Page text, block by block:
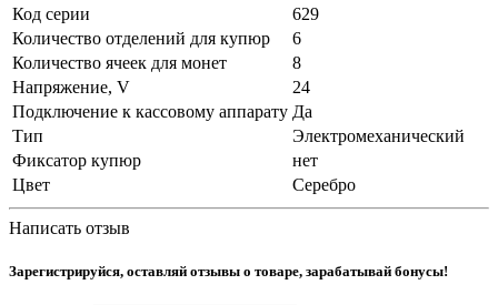
Код серии
629
Количество отделений для купюр
6
Количество ячеек для монет
8
Напряжение, V
24
Подключение к кассовому аппарату Да
Тип
Электромеханический
Фиксатор купюр
нет
Цвет
Серебро
Написать отзыв
Зарегистрируйся, оставляй отзывы о товаре, зарабатывай бонусы!